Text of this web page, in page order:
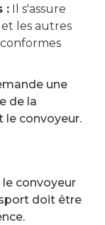
: Il s'assure
les autres
une
de la
le convoyeur.
le convoyeur
doit être